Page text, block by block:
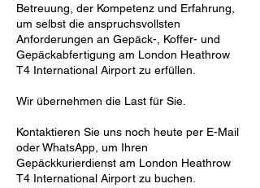
Betreuung, der Kompetenz und Erfahrung,
um selbst die anspruchsvollsten
Anforderungen an Gepäck-, Koffer- und
Gepäckabfertigung am London Heathrow
T4 International Airport zu erfüllen.
Wir übernehmen die Last für Sie.
Kontaktieren Sie uns noch heute per E-Mail
oder WhatsApp, um Ihren
Gepäckkurierdienst am London Heathrow
T4 International Airport zu buchen.